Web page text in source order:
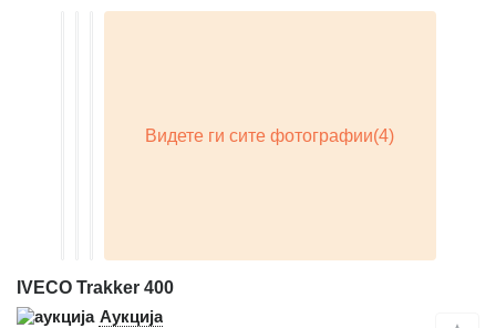
IVECO Trakker 400
Аукција